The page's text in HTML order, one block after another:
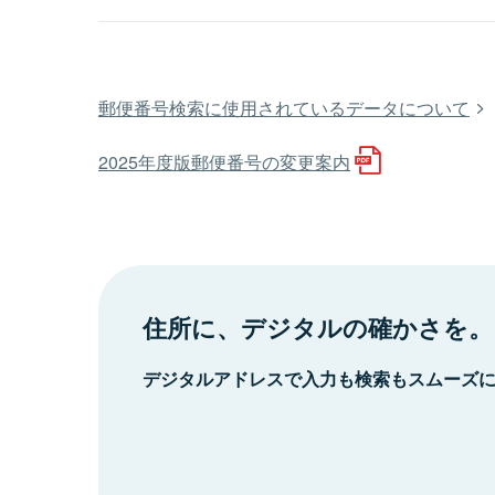
郵便番号検索に使用されているデータについて
2025年度版郵便番号の変更案内
住所に、デジタルの確かさを。
デジタルアドレスで入力も検索もスムーズ